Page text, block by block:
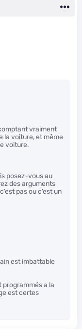
vraiment
la voiture, et même
voiture.
posez-vous au
des arguments
pas ou c’est un
est imbattable
a la
est certes